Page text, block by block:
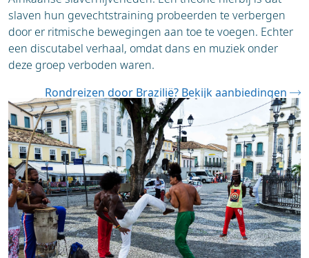
slaven hun gevechtstraining probeerden te verbergen
door er ritmische bewegingen aan toe te voegen. Echter
een discutabel verhaal, omdat dans en muziek onder
deze groep verboden waren.
Rondreizen door Brazilië? Bekijk aanbiedingen